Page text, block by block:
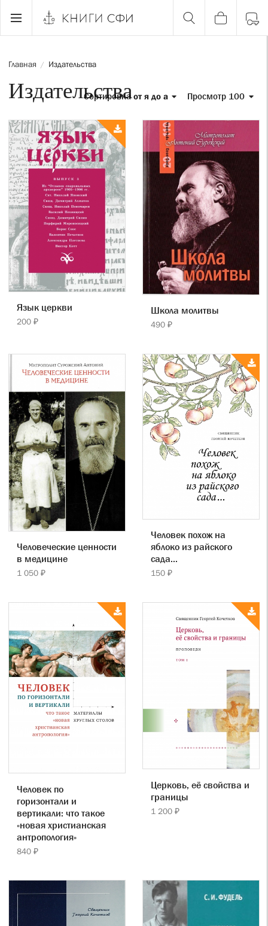
Главная / Издательства
Издательства Просмотр 100
Сортировкаот я до а
Язык церкви
200 ₽
Школа молитвы
490 ₽
Человеческие ценности
в медицине
1 050 ₽
Человек похож на
яблоко из райского
сада...
150 ₽
Человек по
горизонтали и
вертикали: что такое
«новая христианская
антропология»
840 ₽
Церковь, её свойства и
границы
1 200 ₽